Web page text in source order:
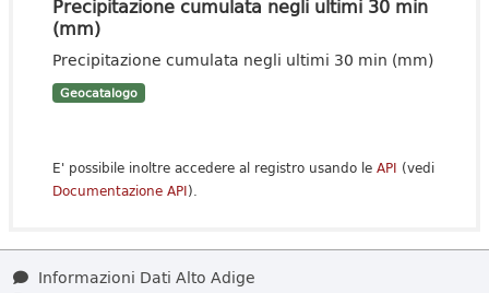
Precipitazione cumulata negli ultimi 30 min
(mm)
Precipitazione cumulata negli ultimi 30 min (mm)
Geocatalogo
E' possibile inoltre accedere al registro usando le API (vedi
Documentazione API).
Informazioni Dati Alto Adige